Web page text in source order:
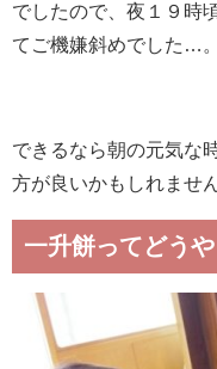
でしたので、夜１９時
てご機嫌斜めでした…。
できるなら朝の元気な
方が良いかもしれませ
一升餅ってどう